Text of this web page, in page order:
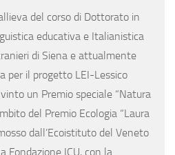
del corso di Dottorato in
educativa e Italianistica
di Siena e attualmente
per il progetto LEI-Lessico
un Premio speciale “Natura
del Premio Ecologia “Laura
dall’Ecoistituto del Veneto
Fondazione ICU, con la …